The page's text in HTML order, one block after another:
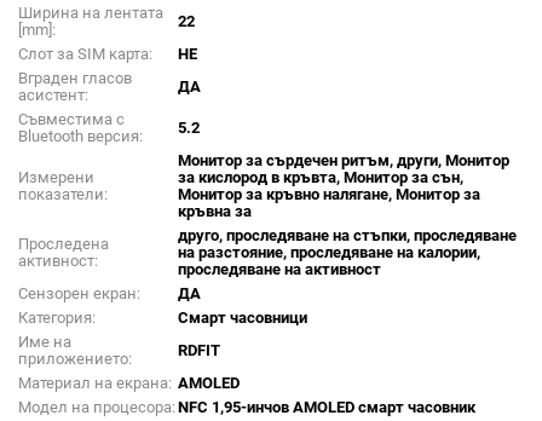
Ширина на лентата
[mm]:
22
Слот за SIM карта:
НЕ
Вграден гласов
асистент:
ДА
Съвместима с
Bluetooth версия:
5.2
Измерени
показатели:
Монитор за сърдечен ритъм, други, Монитор
за кислород в кръвта, Монитор за сън,
Монитор за кръвно налягане, Монитор за
кръвна за
Проследена
активност:
друго, проследяване на стъпки, проследяване
на разстояние, проследяване на калории,
проследяване на активност
Сензорен екран:
ДА
Категория:
Смарт часовници
Име на
приложението:
RDFIT
Материал на екрана: AMOLED
Модел на процесора: NFC 1,95-инчов AMOLED смарт часовник